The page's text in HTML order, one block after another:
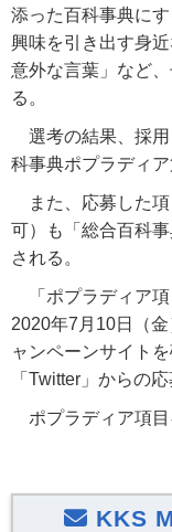
添った百科事典に
興味を引き出す身
意外な言葉」など
る。
選考の結果、採
科事典ポプラディ
また、応募した
可）も「総合百科
される。
「ポプラディア
2020年7月10日（
ャンペーンサイト
「 Twitter」からの応
ポプラディア項
KKS